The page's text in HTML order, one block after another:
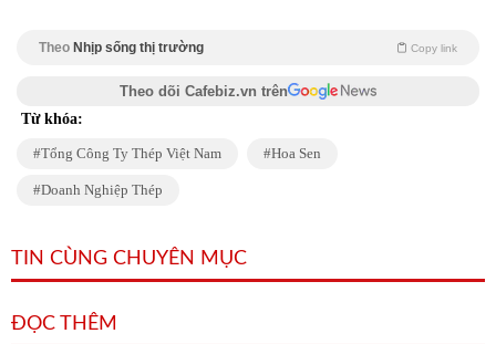
Theo Nhịp sống thị trường Copy link
Theo dõi Cafebiz.vn trên
Từ khóa:
Tổng Công Ty Thép Việt Nam Hoa Sen
Doanh Nghiệp Thép
TIN CÙNG CHUYÊN MỤC
ĐỌC THÊM